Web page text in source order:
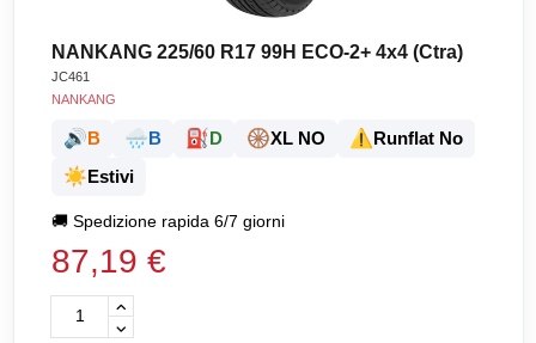
NANKANG 225/60 R17 99H ECO-2+ 4x4 (Ctra)
JC461
NANKANG
🔊B 🌧️B ⛽D 🛞XL NO ⚠️Runflat No
☀️Estivi
🚚Spedizione rapida 6/7 giorni
87,19 €